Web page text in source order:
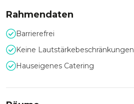
Rahmendaten
Barrierefrei
Keine Lautstärkebeschränkungen
Hauseigenes Catering